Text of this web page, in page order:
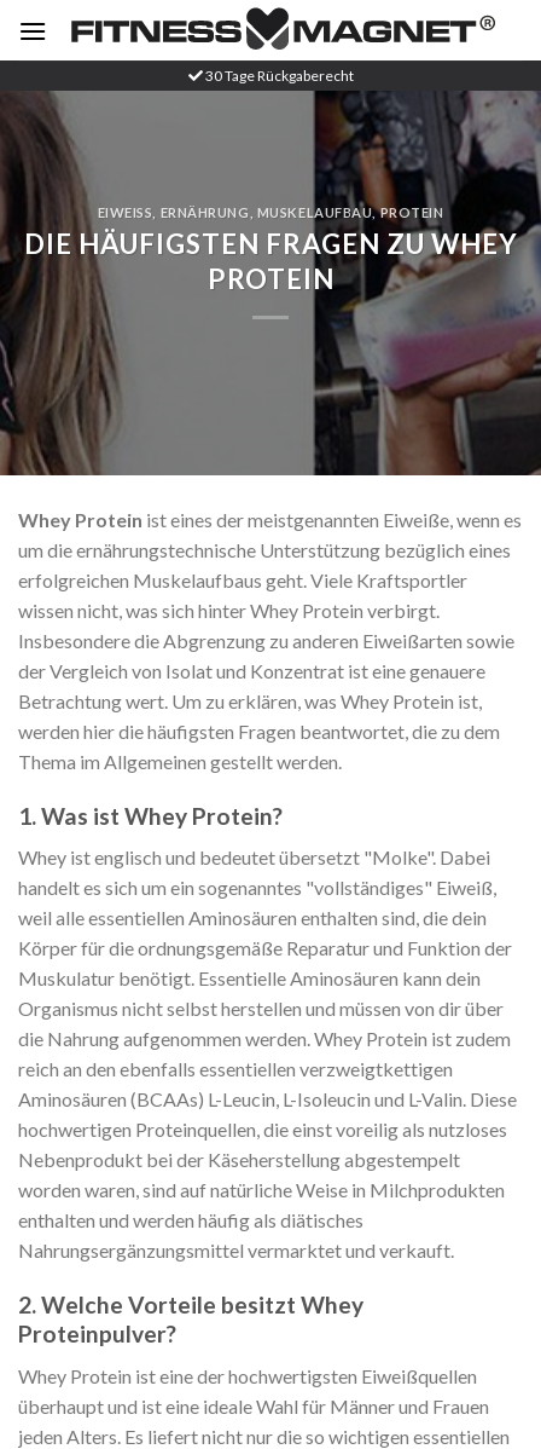
Inhalt
30 Tage Rückgaberecht
EIWEISS ERNÄHRUNG MUSKELAUFBAU,PROTEIN
DIE HÄUFIGSTEN FRAGEN ZU WHEY
PROTEIN
Whey Protein ist eines der meistgenannten Eiweiße, wenn es
um die ernährungstechnische Unterstützung bezüglich eines
erfolgreichen Muskelaufbaus geht. Viele Kraftsportler
wissen nicht, was sich hinter Whey Protein verbirgt.
Insbesondere die Abgrenzung zu anderen Eiweißarten sowie
der Vergleich von Isolat und Konzentrat ist eine genauere
Betrachtung wert. Um zu erklären, was Whey Protein ist,
werden hier die häufigsten Fragen beantwortet, die zu dem
Thema im Allgemeinen gestellt werden.
1. Was ist Whey Protein?
Whey ist englisch und bedeutet übersetzt "Molke". Dabei
handelt es sich um ein sogenanntes "vollständiges" Eiweiß,
weil alle essentiellen Aminosäuren enthalten sind, die dein
Körper für die ordnungsgemäße Reparatur und Funktion der
Muskulatur benötigt. Essentielle Aminosäuren kann dein
Organismus nicht selbst herstellen und müssen von dir über
die Nahrung aufgenommen werden. Whey Protein ist zudem
reich an den ebenfalls essentiellen verzweigtkettigen
Aminosäuren (BCAAs) L-Leucin, L-Isoleucin und L-Valin. Diese
hochwertigen Proteinquellen, die einst voreilig als nutzloses
Nebenprodukt bei der Käseherstellung abgestempelt
worden waren, sind auf natürliche Weise in Milchprodukten
enthalten und werden häufig als diätisches
Nahrungsergänzungsmittel vermarktet und verkauft.
2. Welche Vorteile besitzt Whey
Proteinpulver?
Whey Protein ist eine der hochwertigsten Eiweißquellen
überhaupt und ist eine ideale Wahl für Männer und Frauen
jeden Alters. Es liefert nicht nur die so wichtigen essentiellen